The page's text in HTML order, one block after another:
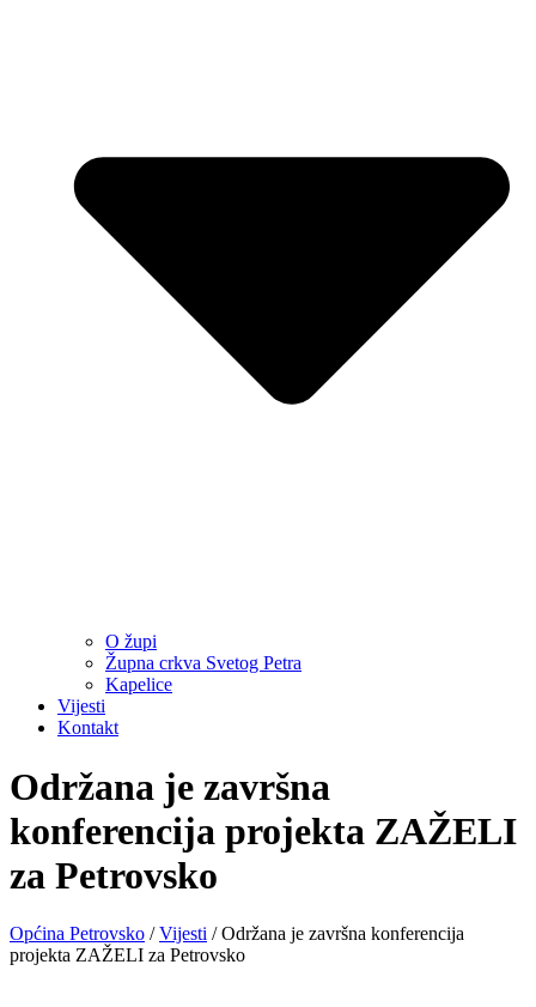
O župi
Župna crkva Svetog Petra
Kapelice
Vijesti
Kontakt
Održana je završna
konferencija projekta ZAŽELI
za Petrovsko
Općina Petrovsko /Vijesti /Održana je završna konferencija
projekta ZAŽELI za Petrovsko